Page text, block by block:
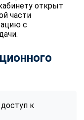
открыт
части
с
к